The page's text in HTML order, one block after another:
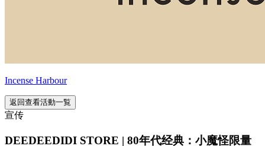
Incense Harbour
返回查看活動一覧
宣传
DEEDEEDIDI STORE | 80年代经典：小魔怪限量